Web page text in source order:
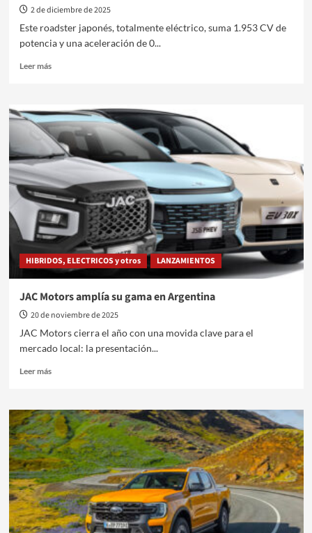
2 de diciembre de 2025
Este roadster japonés, totalmente eléctrico, suma 1.953 CV de
potencia y una aceleración de 0...
Leer másLeer
100
km/h
en
1,78
así
es
el
Aspark
Owl
Roadster
HIBRIDOS, ELECTRICOS y otros LANZAMIENTOS
JAC Motors amplía su gama en Argentina
20 de noviembre de 2025
JAC Motors cierra el año con una movida clave para el
mercado local: la presentación...
Leer másLeer
JAC
Motors
amplía
su
gama
en
Argentina